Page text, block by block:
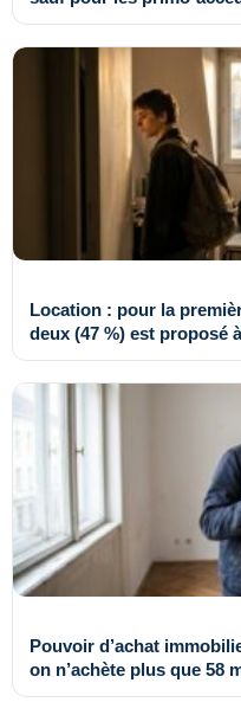
Location : pour la
deux (47 %) est proposé
Pouvoir d’achat
on n’achète plus que 58